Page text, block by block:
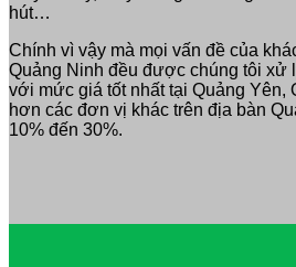
hút…
Chính vì vậy mà mọi vấn đề của
Quảng Ninh đều được chúng tôi xử
với mức giá tốt nhất tại Quảng Yên,
hơn các đơn vị khác trên địa bàn
10% đến 30%.